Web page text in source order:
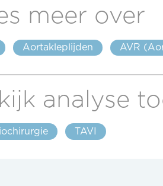
meer over
Aortakleplijden AVR
analyse
TAVI